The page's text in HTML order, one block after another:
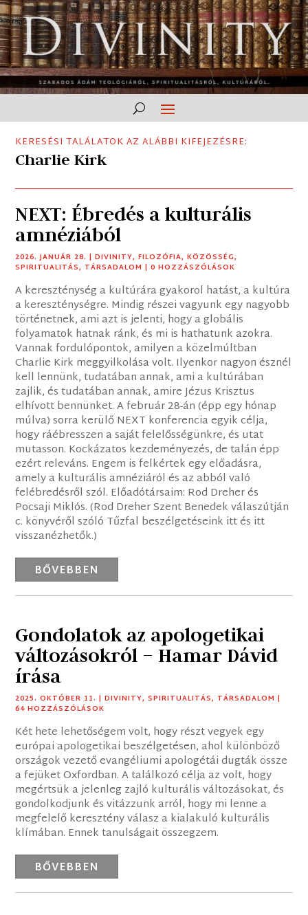
KERESÉSI TALÁLATOK AZ ALÁBBI KIFEJEZÉSRE:
Charlie Kirk
NEXT: Ébredés a kulturális
amnéziából
2026. JANUÁR 28. |DIVINITY,FILOZÓFIA,KÖZÖSSÉG,
SPIRITUALITÁS, TÁRSADALOM | 0 HOZZÁSZÓLÁSOK
A kereszténység a kultúrára gyakorol hatást, a kultúra
a kereszténységre. Mindig részei vagyunk egy nagyobb
történetnek, ami azt is jelenti, hogy a globális
folyamatok hatnak ránk, és mi is hathatunk azokra.
Vannak fordulópontok, amilyen a közelmúltban
Charlie Kirk meggyilkolása volt. Ilyenkor nagyon észnél
kell lennünk, tudatában annak, ami a kultúrában
zajlik, és tudatában annak, amire Jézus Krisztus
elhívott bennünket. A február 28-án (épp egy hónap
múlva) sorra kerülő NEXT konferencia egyik célja,
hogy ráébresszen a saját felelősségünkre, és utat
mutasson. Kockázatos kezdeményezés, de talán épp
ezért releváns. Engem is felkértek egy előadásra,
amely a kulturális amnéziáról és az abból való
felébredésről szól. Előadótársaim: Rod Dreher és
Pocsaji Miklós. (Rod Dreher Szent Benedek válaszútján
c. könyvéről szóló Tűzfal beszélgetéseink itt és itt
visszanézhetők.)
BŐVEBBEN
Gondolatok az apologetikai
változásokról – Hamar Dávid
írása
2025. OKTÓBER 11. |DIVINITY,SPIRITUALITÁS, TÁRSADALOM |
64 HOZZÁSZÓLÁSOK
Két hete lehetőségem volt, hogy részt vegyek egy
európai apologetikai beszélgetésen, ahol különböző
országok vezető evangéliumi apologétái dugták össze
a fejüket Oxfordban. A találkozó célja az volt, hogy
megértsük a jelenleg zajló kulturális változásokat, és
gondolkodjunk és vitázzunk arról, hogy mi lenne a
megfelelő keresztény válasz a kialakuló kulturális
klímában. Ennek tanulságait összegzem.
BŐVEBBEN